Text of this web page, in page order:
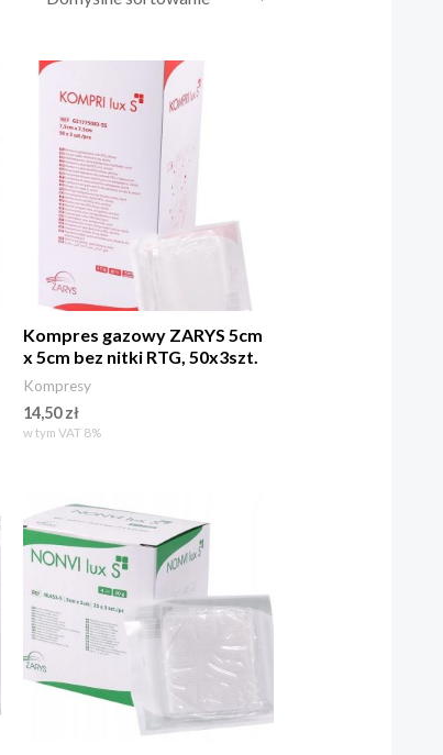
Kompres gazowy ZARYS 5cm
x 5cm bez nitki RTG, 50x3szt.
Kompresy
14,50zł
w tym VAT 8%